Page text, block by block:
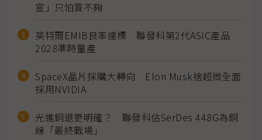
宣」只怕買不夠
英特爾EMIB良率達標 聯發科第2代ASIC產品
2028準時量產
SpaceX晶片採購大轉向 Elon Musk捨超微全面
採用NVIDIA
光進銅退更明確？ 聯發科估SerDes 448G為銅
線「最終戰場」